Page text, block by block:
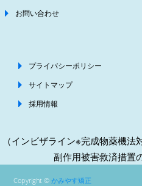
お問い合わせ
プライバシーポリシー
サイトマップ
採用情報
（インビザライン※完成物薬機
副作用被害救済措置
Copyright ©かみやす矯正